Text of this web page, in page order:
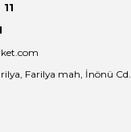
Farilya mah, İnönü